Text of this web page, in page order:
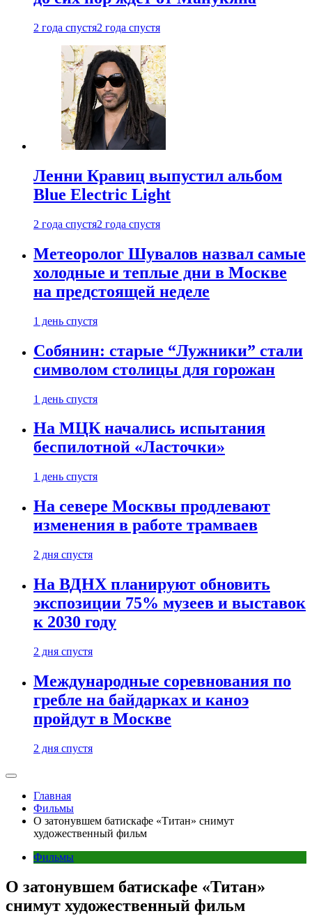
2 года спустя2 года спустя
Ленни Кравиц выпустил альбом
Blue Electric Light
2 года спустя2 года спустя
Метеоролог Шувалов назвал самые
холодные и теплые дни в Москве
на предстоящей неделе
1 день спустя
Собянин: старые “Лужники” стали
символом столицы для горожан
1 день спустя
На МЦК начались испытания
беспилотной «Ласточки»
1 день спустя
На севере Москвы продлевают
изменения в работе трамваев
2 дня спустя
На ВДНХ планируют обновить
экспозиции 75% музеев и выставок
к 2030 году
2 дня спустя
Международные соревнования по
гребле на байдарках и каноэ
пройдут в Москве
2 дня спустя
Главная
Фильмы
О затонувшем батискафе «Титан» снимут
художественный фильм
Фильмы
О затонувшем батискафе «Титан»
снимут художественный фильм